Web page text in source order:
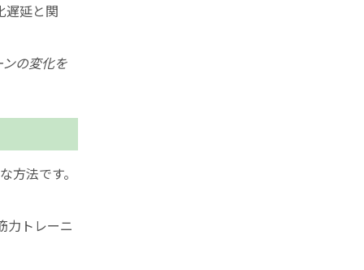
遅延と関
の変化を
法です。
力トレーニ